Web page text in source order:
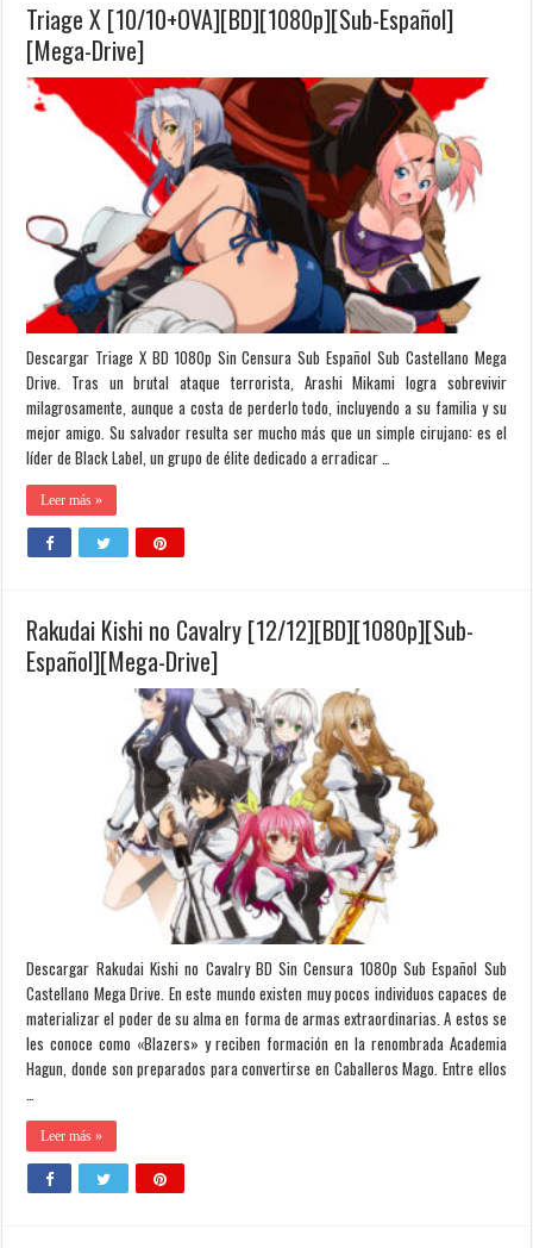
Triage X [10/10+OVA][BD][1080p][Sub-Español]
[Mega-Drive]
Descargar Triage X BD 1080p Sin Censura Sub Español Sub Castellano Mega
Drive. Tras un brutal ataque terrorista, Arashi Mikami logra sobrevivir
milagrosamente, aunque a costa de perderlo todo, incluyendo a su familia y su
mejor amigo. Su salvador resulta ser mucho más que un simple cirujano: es el
líder de Black Label, un grupo de élite dedicado a erradicar …
Leer más »
Rakudai Kishi no Cavalry [12/12][BD][1080p][Sub-
Español][Mega-Drive]
Descargar Rakudai Kishi no Cavalry BD Sin Censura 1080p Sub Español Sub
Castellano Mega Drive. En este mundo existen muy pocos individuos capaces de
materializar el poder de su alma en forma de armas extraordinarias. A estos se
les conoce como «Blazers» y reciben formación en la renombrada Academia
Hagun, donde son preparados para convertirse en Caballeros Mago. Entre ellos
Leer más »